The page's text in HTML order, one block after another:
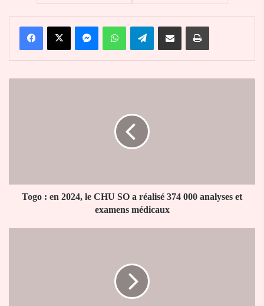
FacebookX MessengerWhatsAppTelegramPartager par email Imprimer
réalisé
Togo : en 2024, le CHU SO a réalisé 374 000 analyses et
examens médicaux